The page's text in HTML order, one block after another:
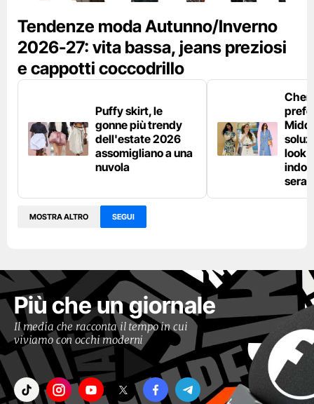
Tendenze moda Autunno/Inverno
2026-27: vita bassa, jeans preziosi
e cappotti coccodrillo
Puffy skirt, le
gonne più trendy
dell'estate 2026
assomigliano a una
nuvola
look
sera
MOSTRA ALTRO SEGUI
Più che un giornale
Il media che racconta il tempo in cui
viviamo con occhi moderni